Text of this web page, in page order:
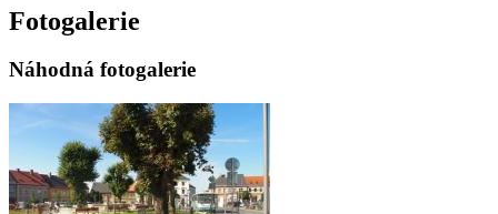
Fotogalerie
Náhodná fotogalerie